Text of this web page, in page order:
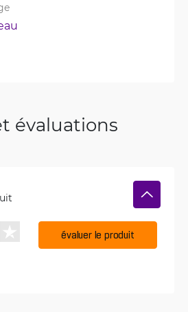
évaluations
évaluer le produit